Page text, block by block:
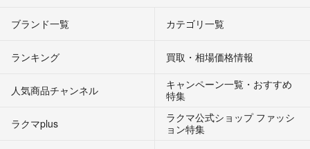
ブランド一覧 カテゴリ一覧
ランキング 買取・相場価格情報
人気商品チャンネル
キャンペーン一覧・おすすめ
特集
ラクマplus
ラクマ公式ショップ ファッシ
ョン特集